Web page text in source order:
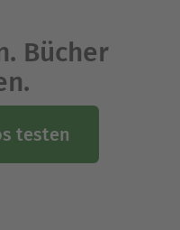
Bücher
testen